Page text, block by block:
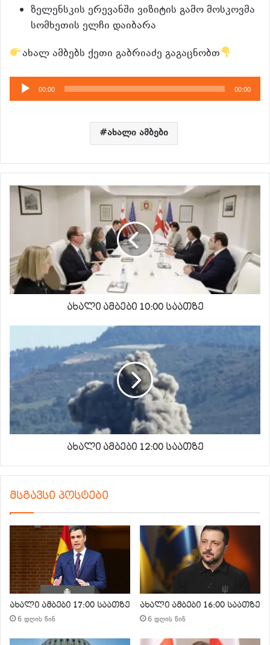
ზელენსკის ერევანში ვიზიტის გამო მოსკოვმა
სომხეთის ელჩი დაიბარა
ახალ ამბებს ქეთი გაბრიაძე გაგაცნობთ
აუდიო
დამკვრელი
00:00 00:00
ახალი ამბები
ახალი ამბები 10:00 საათზე
ახალი ამბები 12:00 საათზე
მსგავსი პოსტები
ახალი ამბები 17:00 საათზე
6 დღის წინ
ახალი ამბები 16:00 საათზე
6 დღის წინ